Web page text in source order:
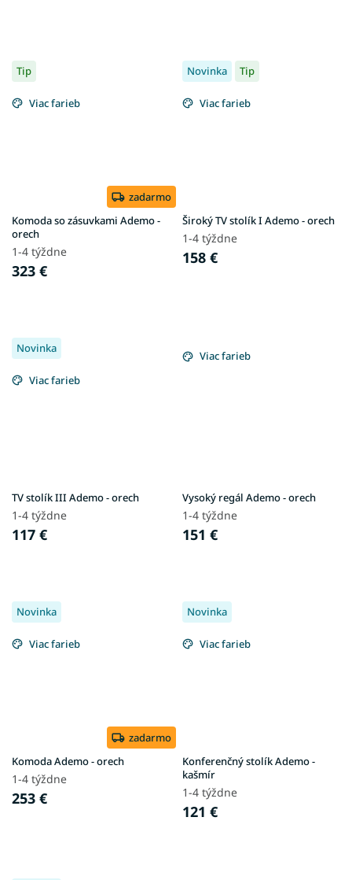
Tip
Viac farieb
zadarmo
Komoda so zásuvkami Ademo -
orech
1-4 týždne
323 €
Novinka Tip
Viac farieb
Široký TV stolík I Ademo - orech
1-4 týždne
158 €
Novinka
Viac farieb
TV stolík III Ademo - orech
1-4 týždne
117 €
Viac farieb
Vysoký regál Ademo - orech
1-4 týždne
151 €
Novinka
Viac farieb
zadarmo
Komoda Ademo - orech
1-4 týždne
253 €
Novinka
Viac farieb
Konferenčný stolík Ademo -
kašmír
1-4 týždne
121 €